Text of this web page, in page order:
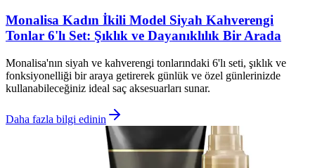
Monalisa Kadın İkili Model Siyah Kahverengi
Tonlar 6'lı Set: Şıklık ve Dayanıklılık Bir Arada
Monalisa'nın siyah ve kahverengi tonlarındaki 6'lı seti, şıklık ve
fonksiyonelliği bir araya getirerek günlük ve özel günlerinizde
kullanabileceğiniz ideal saç aksesuarları sunar.
Daha fazla bilgi edinin